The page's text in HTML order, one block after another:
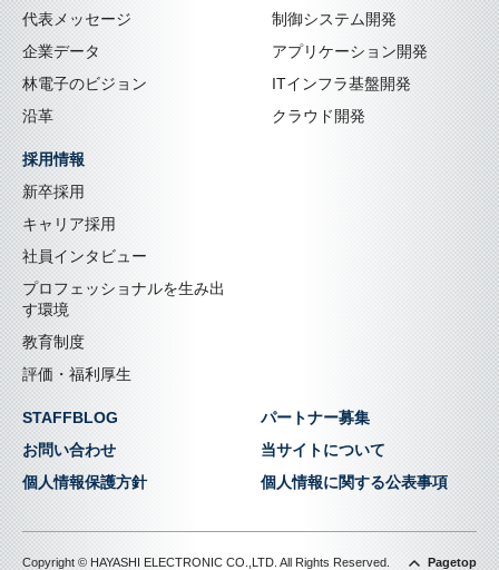
代表メッセージ
企業データ
林電子のビジョン
沿革
制御システム開発
アプリケーション開発
ITインフラ基盤開発
クラウド開発
採用情報
新卒採用
キャリア採用
社員インタビュー
プロフェッショナルを生み出
す環境
教育制度
評価・福利厚生
STAFFBLOG
パートナー募集
お問い合わせ
当サイトについて
個人情報保護方針
個人情報に関する公表事項
Copyright © HAYASHI ELECTRONIC CO.,LTD. All Rights Reserved. Pagetop